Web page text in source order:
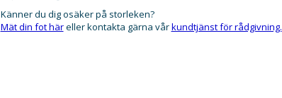
Känner du dig osäker på storleken?
Mät din fot häreller kontakta gärna vårkundtjänst för rådgivning.